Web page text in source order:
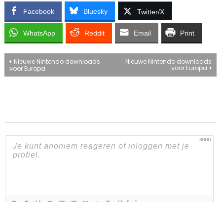
Facebook Bluesky Twitter/X
WhatsApp Reddit Email Print
Bericht
Nieuwe Nintendo downloads
voor Europa
Nieuwe Nintendo downloads
voor Europa
3000